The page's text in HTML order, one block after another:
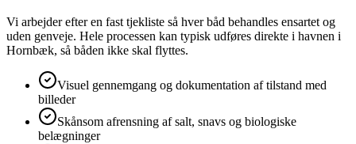
Vi arbejder efter en fast tjekliste så hver båd behandles ensartet og
uden genveje. Hele processen kan typisk udføres direkte i havnen i
Hornbæk, så båden ikke skal flyttes.
Visuel gennemgang og dokumentation af tilstand med
billeder
Skånsom afrensning af salt, snavs og biologiske
belægninger